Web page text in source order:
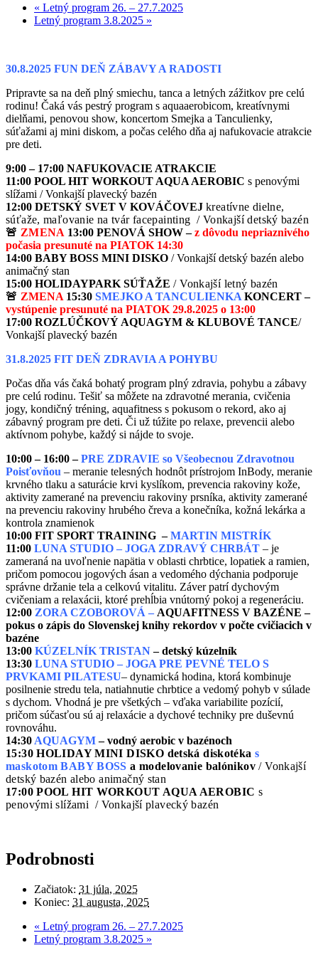
« Letný program 26. – 27.7.2025
Letný program 3.8.2025 »
30.8.2025 FUN DEŇ ZÁBAVY A RADOSTI
Pripravte sa na deň plný smiechu, tanca a letných zážitkov pre celú
rodinu! Čaká vás pestrý program s aquaaerobicom, kreatívnymi
dielňami, penovou show, koncertom Smejka a Tanculienky,
súťažami aj mini diskom, a počas celého dňa aj nafukovacie atrakcie
pre deti.
9:00 – 17:00 NAFUKOVACIE ATRAKCIE
11:00 POOL HIT WORKOUT AQUA AEROBIC s penovými
slížami / Vonkajší plavecký bazén
12:00 DETSKÝ SVET V KOVÁČOVEJ kreatívne dielne,
súťaže, maľovanie na tvár facepainting / Vonkajší detský bazén
🚨 ZMENA 13:00 PENOVÁ SHOW –z dôvodu nepriaznivého
počasia presunuté na PIATOK 14:30
14:00 BABY BOSS MINI DISKO / Vonkajší detský bazén alebo
animačný stan
15:00 HOLIDAYPARK SÚŤAŽE / Vonkajší letný bazén
🚨 ZMENA15:30 SMEJKO A TANCULIENKA KONCERT –
vystúpenie presunuté na PIATOK 29.8.2025 o 13:00
17:00 ROZLÚČKOVÝ AQUAGYM & KLUBOVÉ TANCE/
Vonkajší plavecký bazén
31.8.2025 FIT DEŇ ZDRAVIA A POHYBU
Počas dňa vás čaká bohatý program plný zdravia, pohybu a zábavy
pre celú rodinu. Tešiť sa môžete na zdravotné merania, cvičenia
jogy, kondičný tréning, aquafitness s pokusom o rekord, ako aj
zábavný program pre deti. Či už túžite po relaxe, prevencii alebo
aktívnom pohybe, každý si nájde to svoje.
10:00 – 16:00 –PRE ZDRAVIE so Všeobecnou Zdravotnou
Poisťovňou – meranie telesných hodnôt prístrojom InBody, meranie
krvného tlaku a saturácie krvi kyslíkom, prevencia rakoviny kože,
aktivity zamerané na prevenciu rakoviny prsníka, aktivity zamerané
na prevenciu rakoviny hrubého čreva a konečníka, kožná lekárka a
kontrola znamienok
10:00 FIT SPORT TRAINING –MARTIN MISTRÍK
11:00 LUNA STUDIO – JOGA ZDRAVÝ CHRBÁT – je
zameraná na uvoľnenie napätia v oblasti chrbtice, lopatiek a ramien,
pričom pomocou jogových ásan a vedomého dýchania podporuje
správne držanie tela a celkovú vitalitu. Záver patrí dychovým
cvičeniam a relaxácii, ktoré prehĺbia vnútorný pokoj a regeneráciu.
12:00 ZORA CZOBOROVÁ – AQUAFITNESS V BAZÉNE –
pokus o zápis do Slovenskej knihy rekordov v počte cvičiacich v
bazéne
13:00 KÚZELNÍK TRISTAN– detský kúzelník
13:30 LUNA STUDIO – JOGA PRE PEVNÉ TELO S
PRVKAMI PILATESU– dynamická hodina, ktorá kombinuje
posilnenie stredu tela, natiahnutie chrbtice a vedomý pohyb v súlade
s dychom. Vhodná je pre všetkých – vďaka variabilite pozícií,
pričom súčasťou sú aj relaxácie a dychové techniky pre duševnú
rovnováhu.
14:30 AQUAGYM– vodný aerobic v bazénoch
15:30HOLIDAY MINI DISKO detská diskotéka s
maskotom BABY BOSSa modelovanie balónikov/ Vonkajší
detský bazén alebo animačný stan
17:00POOL HIT WORKOUT AQUA AEROBIC s
penovými slížami / Vonkajší plavecký bazén
Podrobnosti
Začiatok: 31 júla, 2025
Koniec: 31 augusta, 2025
« Letný program 26. – 27.7.2025
Letný program 3.8.2025 »